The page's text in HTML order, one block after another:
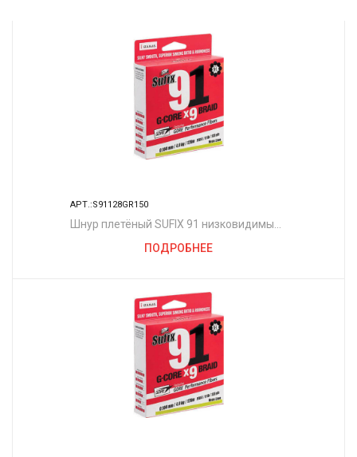
АРТ.:S91128GR150
Шнур плетёный SUFIX 91 низковидимый
ПОДРОБНЕЕ